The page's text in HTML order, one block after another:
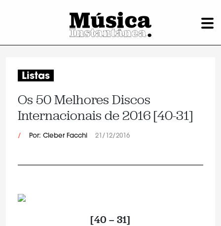
Listas
Os 50 Melhores Discos
Internacionais de 2016 [40-31]
/ Por: Cleber Facchi 21/12/2016
[40 – 31]